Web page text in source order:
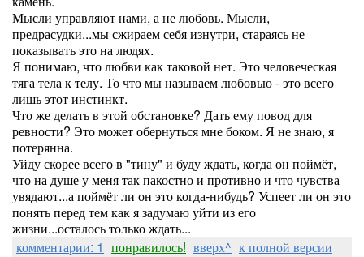
Мысли управляют нами, а не любовь. Мысли,
предрасудки...мы сжираем себя изнутри, стараясь не
показывать это на людях.
Я понимаю, что любви как таковой нет. Это человеческая
тяга тела к телу. То что мы называем любовью - это всего
лишь этот инстинкт.
Что же делать в этой обстановке? Дать ему повод для
ревности? Это может обернуться мне боком. Я не знаю, я
потерянна.
Уйду скорее всего в "тину" и буду ждать, когда он поймёт,
что на душе у меня так пакостно и противно и что чувства
увядают...а поймёт ли он это когда-нибудь? Успеет ли он это
понять перед тем как я задумаю уйти из его
жизни...осталось только ждать...
комментарии: 1 понравилось! вверх^ к полной версии